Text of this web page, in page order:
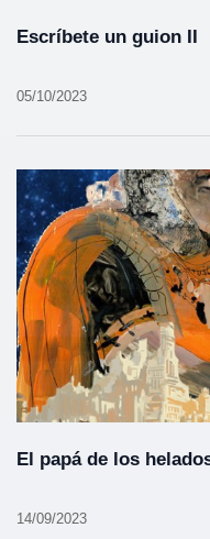
Escríbete un guion II
05/10/2023
El papá de los
14/09/2023